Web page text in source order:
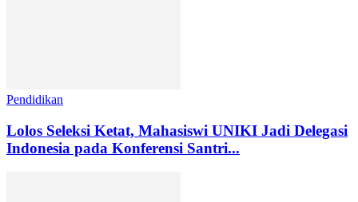
Pendidikan
Lolos Seleksi Ketat, Mahasiswi UNIKI Jadi Delegasi
Indonesia pada Konferensi Santri...